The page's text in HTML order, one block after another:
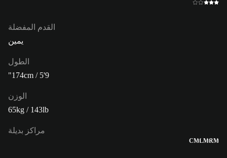
القدم المفضلة
يمين
الطول
174cm / 5'9"
الوزن
65kg / 143lb
مراكز بديلة
RM
LM
CM